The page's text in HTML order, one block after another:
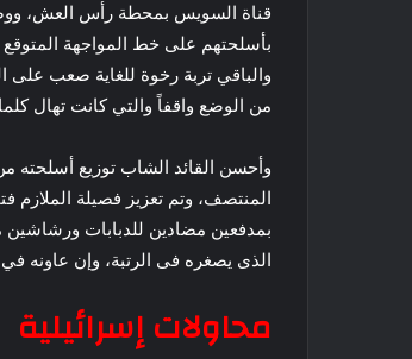
قناة السويس بمحطة رأس العش، ووصل
والباقي تربة رخوة للغاية صعب على
من الوضع واقفاً والتي كانت تهال
المنتصف، وتم تعزيز فصيلة الملازم
بمدفعين مضادين للدبابات ورشاشين
الذى يصغره فى الرتبة، وإن عاونه في
محاولات إسرائيلية